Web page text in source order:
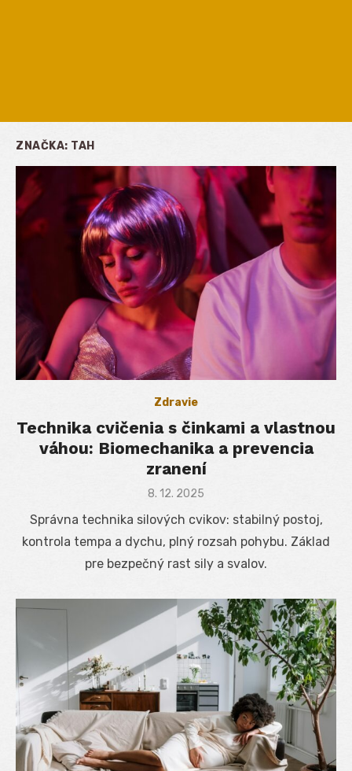
ZNAČKA: TAH
Zdravie
Technika cvičenia s činkami a vlastnou
váhou: Biomechanika a prevencia
zranení
Posted
8. 12. 2025
Správna technika silových cvikov: stabilný postoj,
kontrola tempa a dychu, plný rozsah pohybu. Základ
pre bezpečný rast sily a svalov.